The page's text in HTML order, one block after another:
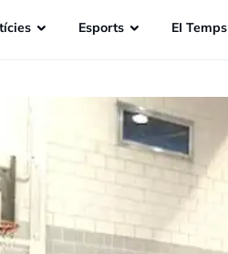
Esports EI Temps